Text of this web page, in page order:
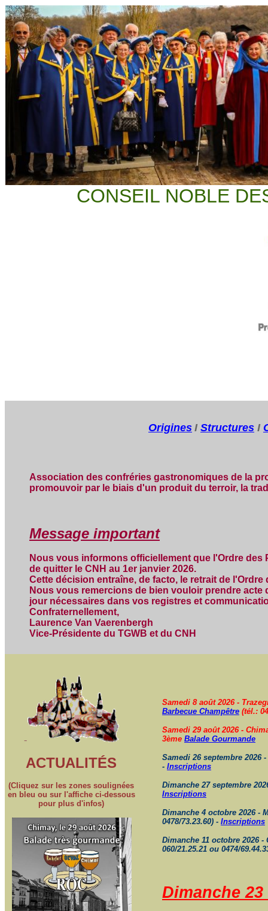
CONSEIL NOBLE
Origines I Structures I
Association des confréries gastronomiques de la
promouvoir par le biais d'un produit du terroir, la
Message important
Nous vous informons officiellement que l'Ordre des
de quitter le CNH au 1er janvier 2026.
Cette décision entraîne, de facto, le retrait de l'Ordre
Nous vous remercions de bien vouloir prendre acte
jour nécessaires dans vos registres et
Confraternellement,
Laurence Van Vaerenbergh
Vice-Présidente du TGWB et du CNH
-
ACTUALITÉS
(Cliquez sur les zones soulignées
en bleu ou sur l'affiche ci-dessous
pour plus d'infos)
Samedi 8 août 2026 -
Barbecue Champêtre (tél.:
Samedi 29 août 2026 -
3ème Balade Gourmande
Samedi 26 septembre 2026
- Inscriptions
Dimanche 27 septembre
Inscriptions
Dimanche 4 octobre 2026 -
0478/73.23.60) - Inscriptions
Dimanche 11 octobre 2026
060/21.25.21 ou 0474/
Dimanche 23